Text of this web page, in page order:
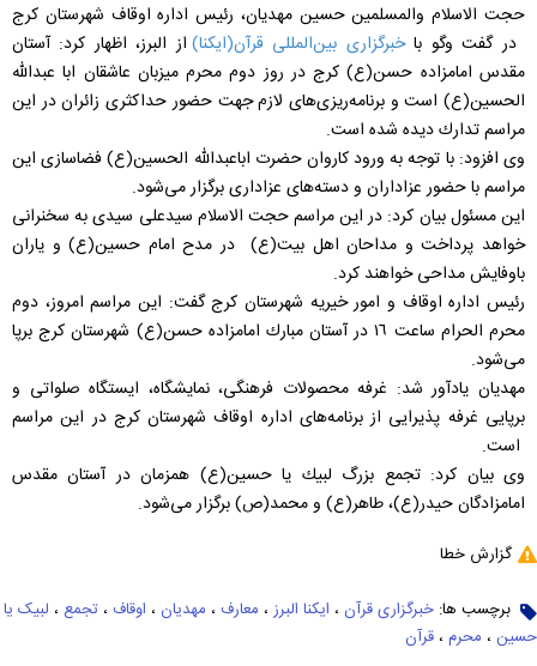
حجت الاسلام و‌المسلمين حسين مهديان، رئیس اداره اوقاف شهرستان کرج
در گفت وگو باخبرگزاری بین‌المللی قرآن(ایکنا) از البرز، اظهار کرد: آستان
مقدس امامزاده حسن(ع) كرج در روز دوم محرم ميزبان عاشقان ابا عبدالله
الحسين(ع) است و برنامه‌ريزی‌های لازم جهت حضور حداكثری زائران در اين
مراسم تدارك ديده شده است.
وی افزود: با توجه به ورود كاروان حضرت اباعبدالله الحسين(ع) فضاسازی اين
مراسم با حضور عزاداران و دسته‌های عزاداری برگزار می‌شود.
اين مسئول بیان کرد: در اين مراسم حجت الاسلام سيدعلی سيدی به سخنرانی
خواهد پرداخت و مداحان اهل بيت(ع) در مدح امام حسين(ع) و ياران
باوفايش مداحی خواهند كرد.
رئيس اداره اوقاف و امور خيريه شهرستان كرج گفت: اين مراسم امروز، دوم
محرم الحرام ساعت ١٦ در آستان مبارك امامزاده حسن(ع) شهرستان كرج برپا
می‌شود.
مهديان يادآور شد: غرفه محصولات فرهنگی، نمايشگاه، ايستگاه صلواتی و
برپایی غرفه پذيرایی از برنامه‌های اداره اوقاف شهرستان كرج در اين مراسم
است.
وی بیان كرد: تجمع بزرگ لبيك يا حسين(ع) همزمان در آستان مقدس
امامزادگان حيدر(ع)، طاهر(ع) و محمد(ص) برگزار می‌شود.
گزارش خطا
برچسب ها: خبرگزاری قرآن ، ایکنا البرز ، معارف ، مهدیان ، اوقاف ، تجمع ، لبیک یا
حسین ، محرم ، قرآن